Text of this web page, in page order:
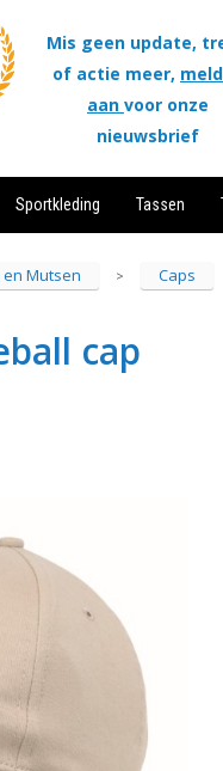
Mis geen update,
of actie meer,
aan voor onze
nieuwsbrief
Sportkleding Tassen
Mutsen > Caps
cap